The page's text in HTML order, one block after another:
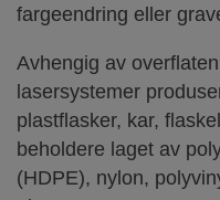
fargeendring eller
Avhengig av
lasersystemer
plastflasker, kar,
beholdere laget av
(HDPE), nylon,